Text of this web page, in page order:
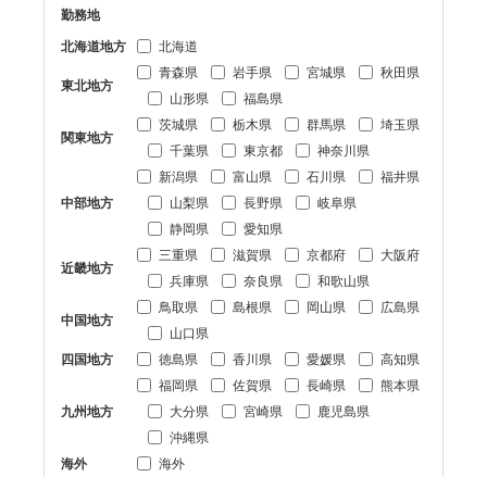
勤務地
北海道地方
北海道
東北地方
青森県 岩手県 宮城県
秋田県
山形県
福島県
関東地方
茨城県 栃木県 群馬県
埼玉県
千葉県
東京都 神奈川県
中部地方
新潟県 富山県 石川県
福井県
山梨県
長野県
岐阜県
静岡県
愛知県
近畿地方
三重県 滋賀県 京都府
大阪府
兵庫県
奈良県 和歌山県
中国地方
鳥取県 島根県 岡山県
広島県
山口県
四国地方
徳島県 香川県 愛媛県 高知県
九州地方
福岡県 佐賀県 長崎県
熊本県
大分県
宮崎県
鹿児島県
沖縄県
海外
海外